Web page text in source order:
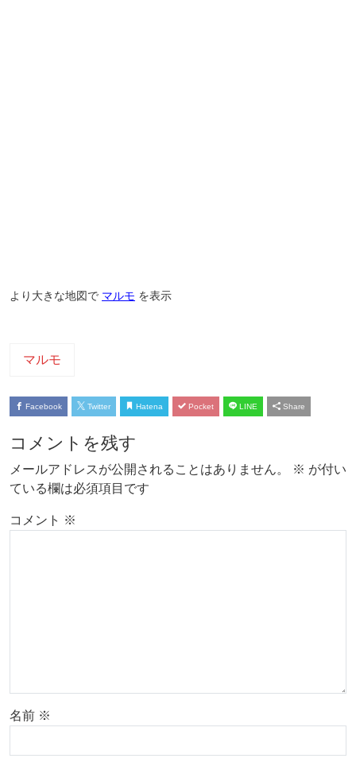
より大きな地図で マルモ を表示
マルモ
Facebook Twitter Hatena Pocket LINE Share
コメントを残す
メールアドレスが公開されることはありません。 ※ が付い
ている欄は必須項目です
コメント ※
名前 ※